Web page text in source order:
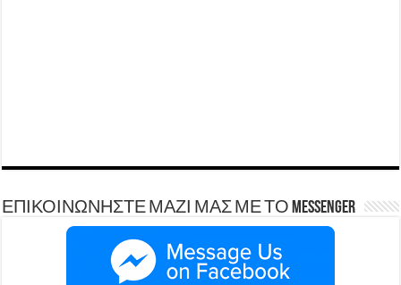
ΕΠΙΚΟΙΝΩΝΗΣΤΕ ΜΑΖΙ ΜΑΣ ΜΕ ΤΟ Messenger